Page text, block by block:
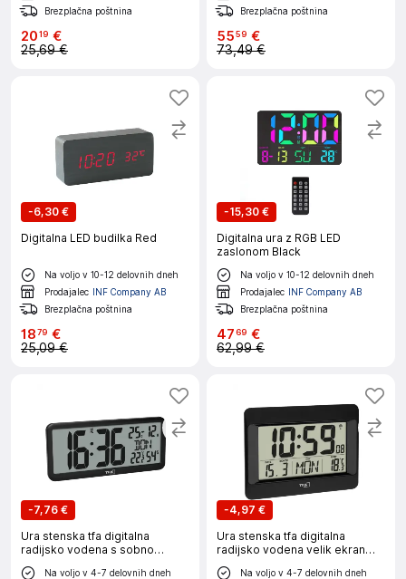
Brezplačna poštnina
2019 €
25,69 €
Brezplačna poštnina
5559 €
73,49 €
-6,30 €
Digitalna LED budilka Red
Na voljo v 10-12 delovnih dneh
Prodajalec INF Company AB
Brezplačna poštnina
1879 €
25,09 €
-15,30 €
Digitalna ura z RGB LED
zaslonom Black
Na voljo v 10-12 delovnih dneh
Prodajalec INF Company AB
Brezplačna poštnina
4769 €
62,99 €
-7,76 €
Ura stenska tfa digitalna
radijsko vodena s sobno
temperaturo črna 60.4525.01
Na voljo v 4-7 delovnih dneh
-4,97 €
Ura stenska tfa digitalna
radijsko vodena velik ekran
črna 60.4519.01
Na voljo v 4-7 delovnih dneh